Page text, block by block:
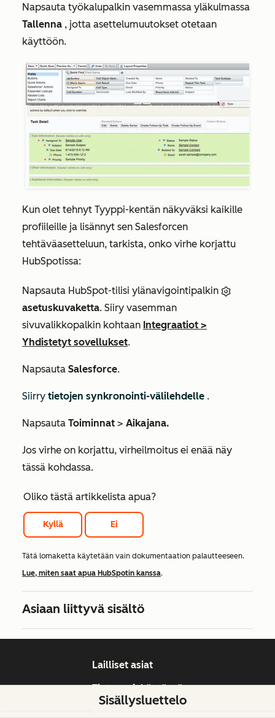
Napsauta työkalupalkin vasemmassa yläkulmassa
Tallenna , jotta asettelumuutokset otetaan
käyttöön.
Kun olet tehnyt Tyyppi-kentän näkyväksi kaikille
profiileille ja lisännyt sen Salesforcen
tehtäväasetteluun, tarkista, onko virhe korjattu
HubSpotissa:
Napsauta HubSpot-tilisi ylänavigointipalkin
asetuskuvaketta. Siiry vasemman
sivuvalikkopalkin kohtaan Integraatiot >
Yhdistetyt sovellukset.
Napsauta Salesforce.
Siirry tietojen synkronointi-välilehdelle .
Napsauta Toiminnat > Aikajana.
Jos virhe on korjattu, virheilmoitus ei enää näy
tässä kohdassa.
Oliko tästä artikkelista apua?
Kyllä Ei
Tätä lomaketta käytetään vain dokumentaation palautteeseen.
Lue, miten saat apua HubSpotin kanssa.
Asiaan liittyvä sisältö
Sisällysluettelo
Lailliset asiat
Tietosuojakäytäntö